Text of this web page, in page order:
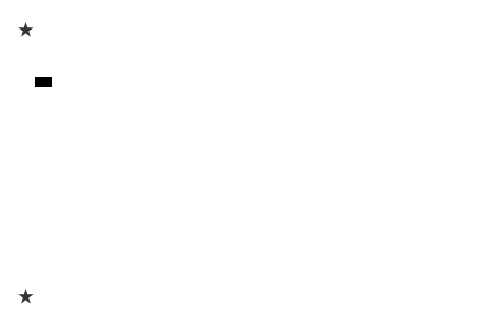
★
★